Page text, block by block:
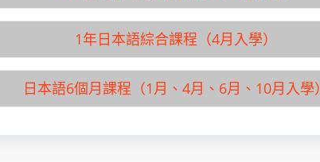
入學月
修業期間
總學習時數
學習目的
取得學位/稱號
學校名稱
入學月
修業期間
總學習時數
學習目的
1年日本語綜合課程（4月入學）
學校名稱
入學月
修業期間
日本語6個月課程（1月、4月、6月、10月入學）
學校名稱